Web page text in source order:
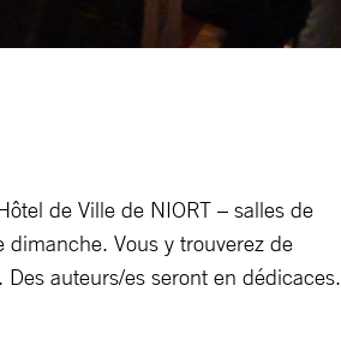
de Ville de NIORT – salles de
Vous y trouverez de
auteurs/es seront en dédicaces.